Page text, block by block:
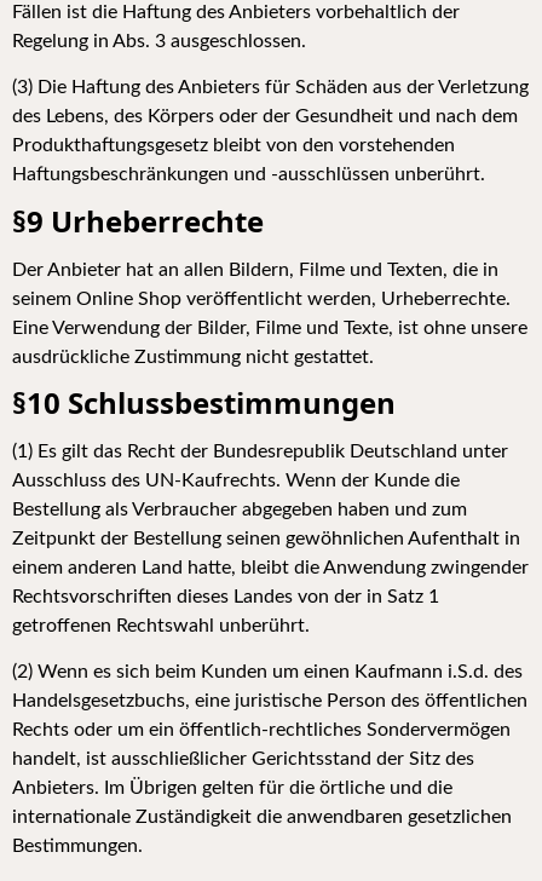
Fällen ist die Haftung des Anbieters vorbehaltlich der
Regelung in Abs. 3 ausgeschlossen.
(3) Die Haftung des Anbieters für Schäden aus der Verletzung
des Lebens, des Körpers oder der Gesundheit und nach dem
Produkthaftungsgesetz bleibt von den vorstehenden
Haftungsbeschränkungen und -ausschlüssen unberührt.
§9 Urheberrechte
Der Anbieter hat an allen Bildern, Filme und Texten, die in
seinem Online Shop veröffentlicht werden, Urheberrechte.
Eine Verwendung der Bilder, Filme und Texte, ist ohne unsere
ausdrückliche Zustimmung nicht gestattet.
§10 Schlussbestimmungen
(1) Es gilt das Recht der Bundesrepublik Deutschland unter
Ausschluss des UN-Kaufrechts. Wenn der Kunde die
Bestellung als Verbraucher abgegeben haben und zum
Zeitpunkt der Bestellung seinen gewöhnlichen Aufenthalt in
einem anderen Land hatte, bleibt die Anwendung zwingender
Rechtsvorschriften dieses Landes von der in Satz 1
getroffenen Rechtswahl unberührt.
(2) Wenn es sich beim Kunden um einen Kaufmann i.S.d. des
Handelsgesetzbuchs, eine juristische Person des öffentlichen
Rechts oder um ein öffentlich-rechtliches Sondervermögen
handelt, ist ausschließlicher Gerichtsstand der Sitz des
Anbieters. Im Übrigen gelten für die örtliche und die
internationale Zuständigkeit die anwendbaren gesetzlichen
Bestimmungen.